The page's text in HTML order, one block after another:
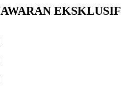
EKSKLUSIF